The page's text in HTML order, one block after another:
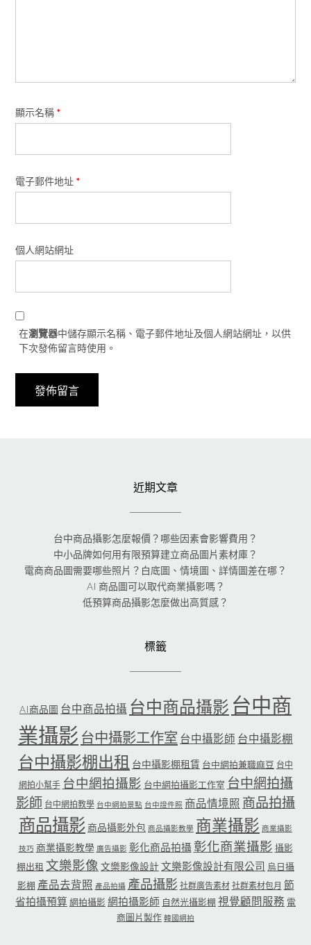
顯示名稱 *
電子郵件地址 *
個人網站網址
在瀏覽器中儲存顯示名稱、電子郵件地址及個人網站網址，以供
下次發佈留言時使用。
近期文章
台中商品攝影怎麼報價？哪些因素會影響費用？
中小品牌如何用有限預算建立商品圖片素材庫？
電商商品圖需要哪些照片？白底圖、情境圖、詳情圖差在哪？
AI 商品圖可以取代商業攝影嗎？
低預算商品攝影怎麼做出高質感？
標籤
AI商品圖 台中商品拍攝 台中商品攝影 台中商
業攝影 台中攝影工作室 台中攝影師 台中攝影棚
台中攝影棚出租 台中攝影棚租賃 台中網拍兼職麻豆 台中
網拍小幫手 台中網拍攝影 台中網拍攝影工作室 台中網拍攝
影師 台中網拍教學 台中網拍景點 台中證件照 商品情境照 商品拍攝
商品攝影商品攝影外包 商品攝影教學 商業攝影 商業攝影
技巧 商業攝影教學 廣告攝影 彰化商品拍攝 彰化商業攝影 攝影
棚出租 文樂影像 文樂影像設計文樂影像設計有限公司 烏日攝
影棚 產品去背照 產品拍攝 產品攝影 社群廣告素材 社群素材包月 節
省拍攝預算 網拍攝影 網拍攝影師 自然光攝影棚 視覺顧問服務 電
商圖片製作 韓國網拍